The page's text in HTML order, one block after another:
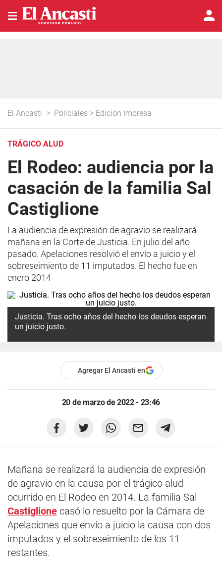
El Ancasti > Policiales > Edición Impresa
TRÁGICO ALUD
El Rodeo: audiencia por la
casación de la familia Sal
Castiglione
La audiencia de expresión de agravio se realizará
mañana en la Corte de Justicia. En julio del año
pasado. Apelaciones resolvió el envío a juicio y el
sobreseimiento de 11 imputados. El hecho fue en
enero 2014
Justicia. Tras ocho años del hecho los deudos esperan
un juicio justo.
Agregar El Ancasti en
20 de marzo de 2022 - 23:46
Mañana se realizará la audiencia de expresión
de agravio en la causa por el trágico alud
ocurrido en El Rodeo en 2014. La familia Sal
Castiglione casó lo resuelto por la Cámara de
Apelaciones que envío a juicio la causa con dos
imputados y el sobreseimiento de los 11
restantes.